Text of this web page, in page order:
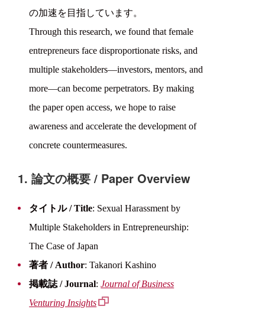
の加速を目指しています。
Through this research, we found that female
entrepreneurs face disproportionate risks, and
multiple stakeholders—investors, mentors, and
more—can become perpetrators. By making
the paper open access, we hope to raise
awareness and accelerate the development of
concrete countermeasures.
1. 論文の概要 / Paper Overview
タイトル / Title: Sexual Harassment by
Multiple Stakeholders in Entrepreneurship:
The Case of Japan
著者 / Author: Takanori Kashino
掲載誌 / Journal:Journal of Business
Venturing Insights